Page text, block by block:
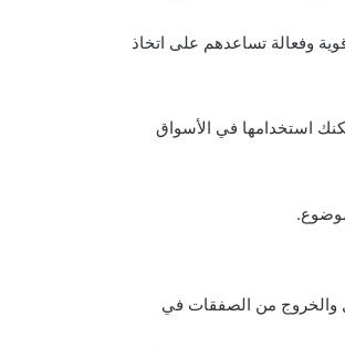
وفعالة تساعدهم على اتخاذ
استخدامها في الأسواق
والخروج من الصفقات في